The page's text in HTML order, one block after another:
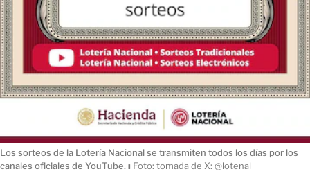
Los sorteos de la Lotería Nacional se transmiten todos los días por los
canales oficiales de YouTube. ı Foto: tomada de X: @lotenal